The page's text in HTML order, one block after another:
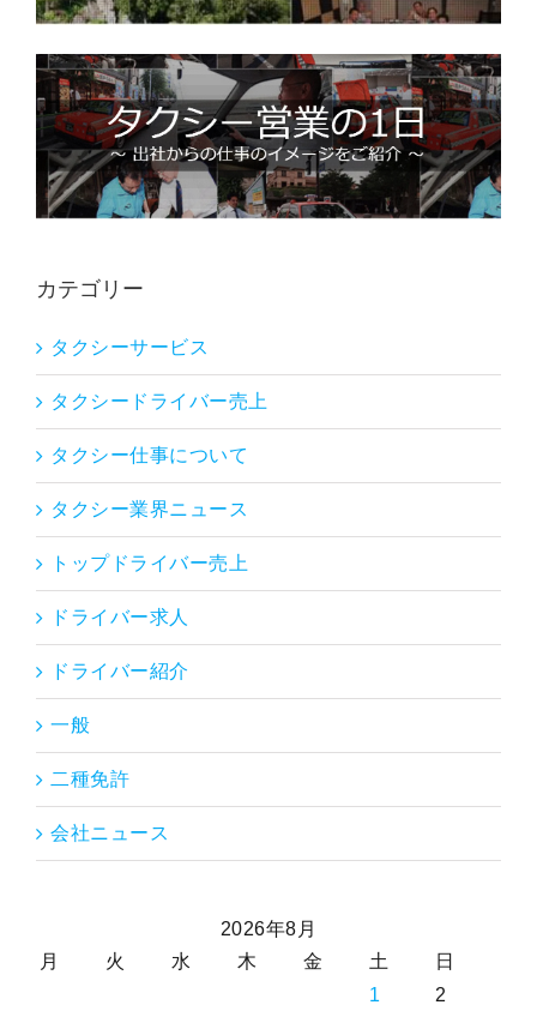
カテゴリー
タクシーサービス
タクシードライバー売上
タクシー仕事について
タクシー業界ニュース
トップドライバー売上
ドライバー求人
ドライバー紹介
一般
二種免許
会社ニュース
2026年8月
月
火 水 木 金 土
日
1
2